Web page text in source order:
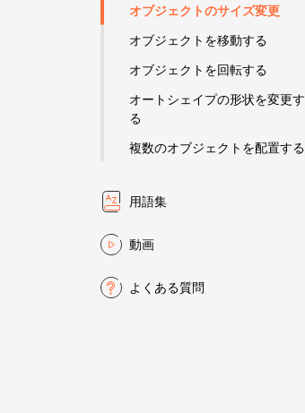
オブジェクトのサイズ変更
オブジェクトを移動する
オブジェクトを回転する
オートシェイプの形状を変更す
る
複数のオブジェクトを配置する
用語集
動画
よくある質問